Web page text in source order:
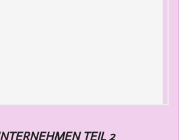
TEIL 2